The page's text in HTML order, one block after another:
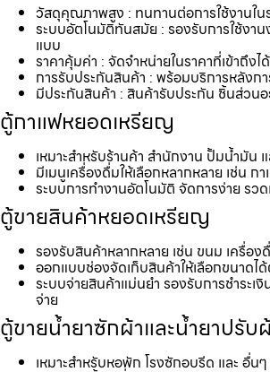
วัสดุคุณภาพสูง : ทนทานต่อการใช้งานใน
ระบบอัตโนมัติทันสมัย : รองรับการใช้งาน
แบบ
ราคาคุ้มค่า : จัดจำหน่ายในราคาที่เข้าถึงได้
การรับประกันสินค้า : พร้อมบริการหลังก
มีประกันสินค้า : สินค้ารับประกัน ชิ้นส่วนอ
ตู้กาแฟหยอดเหรียญ
เหมาะสำหรับร้านค้า สำนักงาน ปั้มน้ำมัน
มีเมนูเครื่องดื่มให้เลือกหลากหลาย เช่น กา
ระบบการทำงานอัตโนมัติ จัดการง่าย รวด
ตู้ขายสินค้าหยอดเหรียญ
รองรับสินค้าหลากหลาย เช่น ขนม เครื่อง
ออกแบบช่องจัดเก็บสินค้าให้เลือกขนาดไ
ระบบจ่ายสินค้าแม่นยำ รองรับการชำระเ
จ่าย
ตู้ขายน้ำยาซักผ้าและน้ำยาปรับ
เหมาะสำหรับหอพัก โรงซักอบรีด และ อื่นๆ